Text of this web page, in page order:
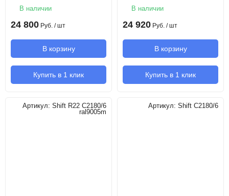
В наличии
24 800 Руб. / шт
В корзину
Купить в 1 клик
В наличии
24 920 Руб. / шт
В корзину
Купить в 1 клик
Артикул: Shift R22 C2180/6
ral9005m
Артикул: Shift C2180/6